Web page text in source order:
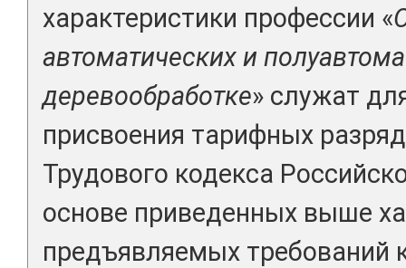
характеристики профессии «
автоматических и
деревообработке» служат
присвоения тарифных
Трудового кодекса
основе приведенных выше
предъявляемых требований